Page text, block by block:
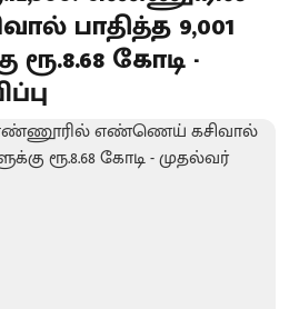
பாதித்த 9,001
ரூ.8.68 கோடி -